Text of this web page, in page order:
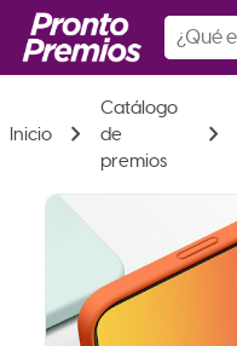
Inicio chevron_right
Catálogo
de
premios
chevron_right